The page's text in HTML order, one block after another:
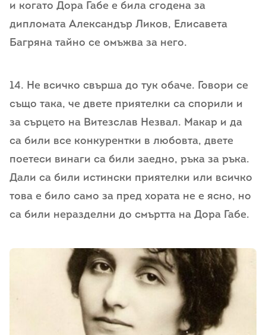
и когато Дора Габе е била сгодена за
дипломата Александър Ликов, Елисавета
Багряна тайно се омъжва за него.
14. Не всичко свърша до тук обаче. Говори се
също така, че двете приятелки са спорили и
за сърцето на Витезслав Незвал. Макар и да
са били все конкурентки в любовта, двете
поетеси винаги са били заедно, ръка за ръка.
Дали са били истински приятелки или всичко
това е било само за пред хората не е ясно, но
са били неразделни до смъртта на Дора Габе.